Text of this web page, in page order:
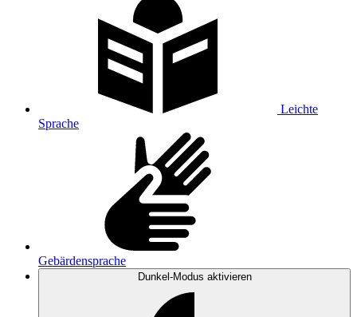
Leichte
Sprache
Gebärdensprache
Dunkel-Modus aktivieren